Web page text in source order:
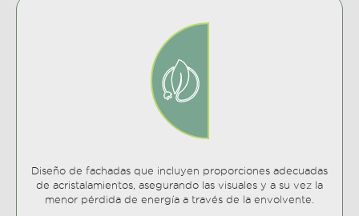
Diseño de fachadas que incluyen proporciones adecuadas
de acristalamientos, asegurando las visuales y a su vez la
menor pérdida de energía a través de la envolvente.